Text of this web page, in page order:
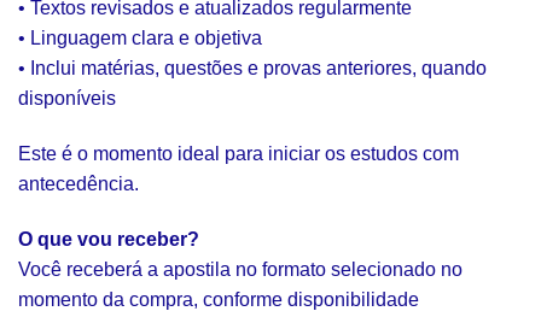
• Textos revisados e atualizados regularmente
• Linguagem clara e objetiva
• Inclui matérias, questões e provas anteriores, quando
disponíveis
Este é o momento ideal para iniciar os estudos com
antecedência.
O que vou receber?
Você receberá a apostila no formato selecionado no
momento da compra, conforme disponibilidade